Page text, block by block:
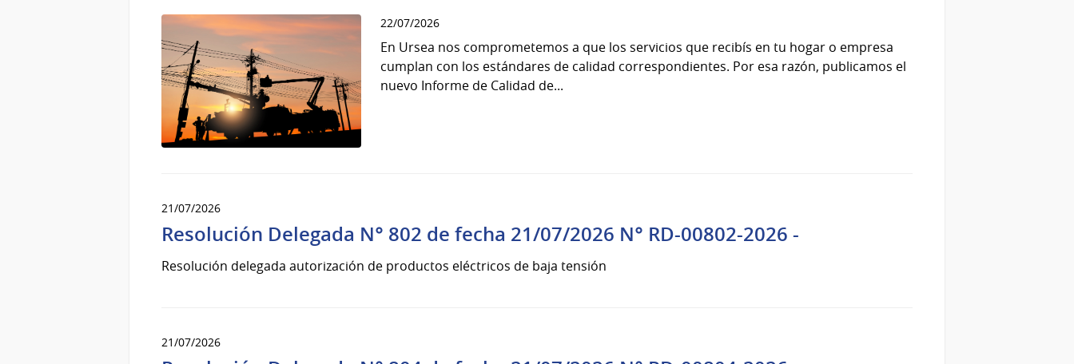
22/07/2026
En Ursea nos comprometemos a que los servicios que recibís en tu hogar o empresa
cumplan con los estándares de calidad correspondientes. Por esa razón, publicamos el
nuevo Informe de Calidad de...
21/07/2026
Resolución Delegada N° 802 de fecha 21/07/2026 N° RD-00802-2026 -
Resolución delegada autorización de productos eléctricos de baja tensión
21/07/2026